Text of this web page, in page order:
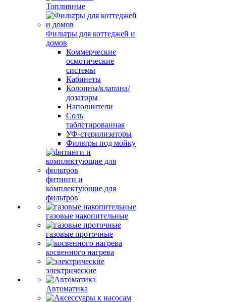
Топливные
Фильтры для коттеджей и
домов
Коммерческие
осмотические
системы
Кабинеты
Колонны/клапана/
дозаторы
Наполнители
Соль
таблетированная
УФ-стерилизаторы
Фильтры под мойку
фитинги и
комплектующие для
фильтров
газовые накопительные
газовые проточные
косвенного нагрева
электрические
Автоматика